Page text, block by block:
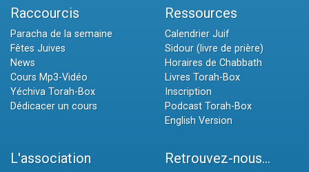
Raccourcis
Paracha de la semaine
Fêtes Juives
News
Cours Mp3-Vidéo
Yéchiva Torah-Box
Dédicacer un cours
Ressources
Calendrier Juif
Sidour (livre de prière)
Horaires de Chabbath
Livres Torah-Box
Inscription
Podcast Torah-Box
English Version
L'association Retrouvez-nous...